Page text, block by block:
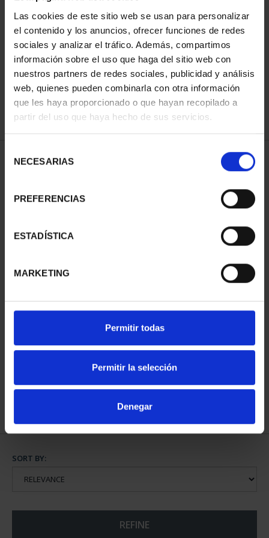
Las cookies de este sitio web se usan para personalizar
el contenido y los anuncios, ofrecer funciones de redes
sociales y analizar el tráfico. Además, compartimos
información sobre el uso que haga del sitio web con
nuestros partners de redes sociales, publicidad y análisis
web, quienes pueden combinarla con otra información
que les haya proporcionado o que hayan recopilado a
partir del uso que haya hecho de sus servicios.
NECESARIAS
PREFERENCIAS
ESTADÍSTICA
MARKETING
Permitir todas
Permitir la selección
Denegar
SORT BY:
REFINE
1 Products found
(2021) 10 EURO SILVER
...
SORT BY:
REFINE